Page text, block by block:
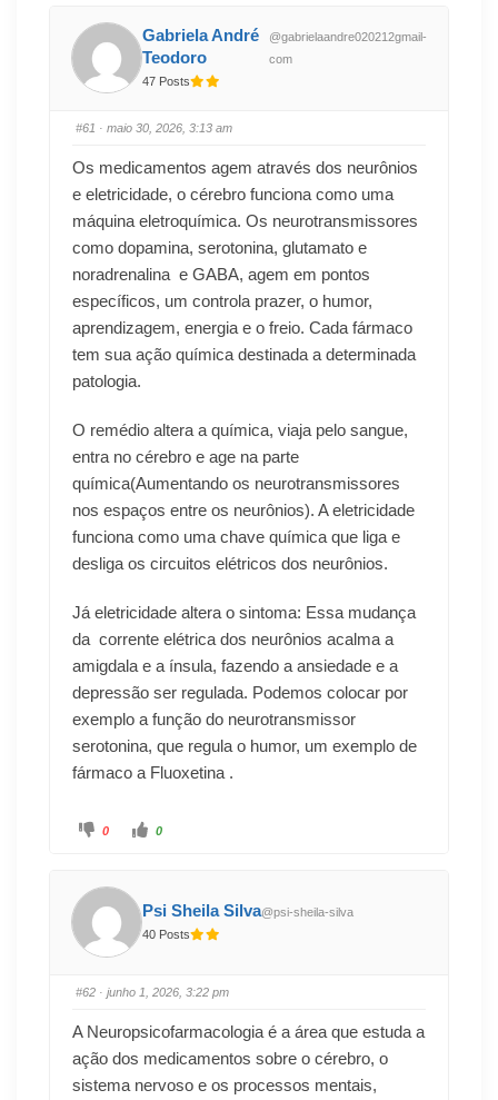
Gabriela André
Teodoro
@gabrielaandre020212gmail-
com
47 Posts
#61 · maio 30, 2026, 3:13 am
Os medicamentos agem através dos neurônios
e eletricidade, o cérebro funciona como uma
máquina eletroquímica. Os neurotransmissores
como dopamina, serotonina, glutamato e
noradrenalina e GABA, agem em pontos
específicos, um controla prazer, o humor,
aprendizagem, energia e o freio. Cada fármaco
tem sua ação química destinada a determinada
patologia.
O remédio altera a química, viaja pelo sangue,
entra no cérebro e age na parte
química(Aumentando os neurotransmissores
nos espaços entre os neurônios). A eletricidade
funciona como uma chave química que liga e
desliga os circuitos elétricos dos neurônios.
Já eletricidade altera o sintoma: Essa mudança
da corrente elétrica dos neurônios acalma a
amigdala e a ínsula, fazendo a ansiedade e a
depressão ser regulada. Podemos colocar por
exemplo a função do neurotransmissor
serotonina, que regula o humor, um exemplo de
fármaco a Fluoxetina .
0 0
Psi Sheila Silva@psi-sheila-silva
40 Posts
#62 · junho 1, 2026, 3:22 pm
A Neuropsicofarmacologia é a área que estuda a
ação dos medicamentos sobre o cérebro, o
sistema nervoso e os processos mentais,